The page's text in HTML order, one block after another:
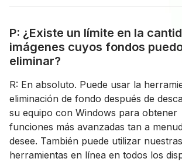
P: ¿Existe un límite en la
imágenes cuyos fondos
eliminar?
R: En absoluto. Puede usar la
eliminación de fondo después de
su equipo con Windows para obtener
funciones más avanzadas tan a
desee. También puede utilizar nuestras
herramientas en línea en todos los